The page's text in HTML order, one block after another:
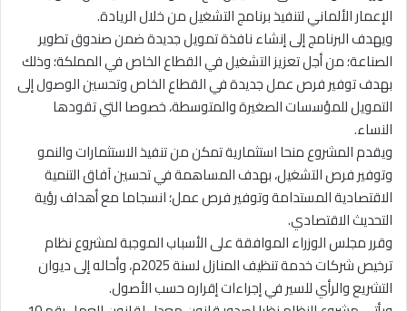
الإعمار الألماني لتنفيذ برنامج التشغيل من خلال الريادة.
ويهدف البرنامج إلى إنشاء نافذة تمويل جديدة ضمن صندوق تطوير
الصناعة؛ من أجل تعزيز التشغيل في القطاع الخاص في المملكة؛ وذلك
بهدف توفير فرص عمل جديدة في القطاع الخاص وتحسين الوصول إلى
التمويل للمؤسسات الصغيرة والمتوسطة، خصوصا التي تقودها
النساء.
ويقدم المشروع منحا استثمارية تمكن من تنفيذ الاستثمارات والنمو
وتوفير فرص التشغيل، بهدف المساهمة في تحسين آفاق التنمية
الاقتصادية المستدامة وتوفير فرص عمل؛ انسجاما مع أهداف رؤية
التحديث الاقتصادي.
وقرر مجلس الوزراء الموافقة على الأسباب الموجبة لمشروع نظام
ترخيص شركات خدمة تنظيف المنازل لسنة 2025م، وأحاله إلى ديوان
التشريع والرأي للسير في إجراءات إقراره حسب الأصول.